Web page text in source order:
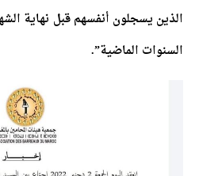
الذين يسجلون أنفسهم قبل نهاية
السنوات الماضية”.